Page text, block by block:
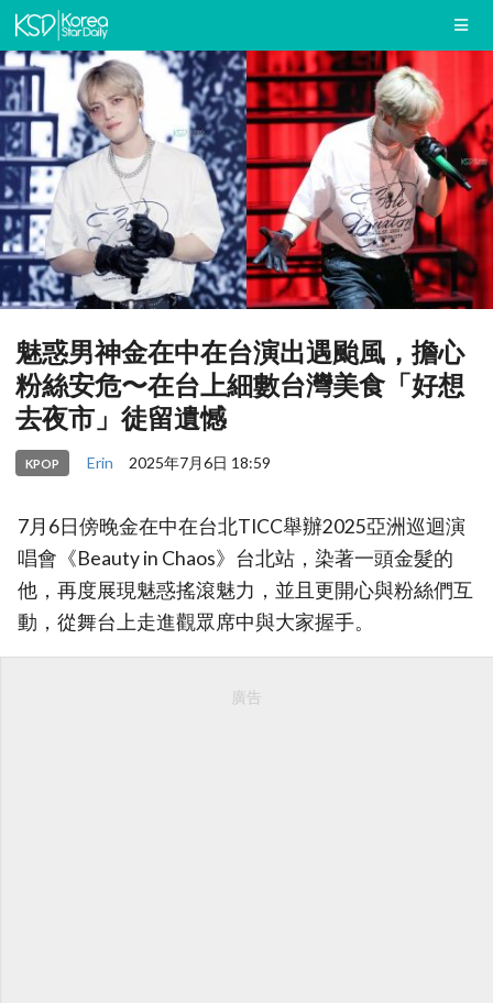
魅惑男神金在中在台演出遇颱風，擔心
粉絲安危〜在台上細數台灣美食「好想
去夜市」徒留遺憾
KPOP Erin 2025年7月6日 18:59
7月6日傍晚金在中在台北TICC舉辦2025亞洲巡迴演
唱會《Beauty in Chaos》台北站，染著一頭金髮的
他，再度展現魅惑搖滾魅力，並且更開心與粉絲們互
動，從舞台上走進觀眾席中與大家握手。
廣告